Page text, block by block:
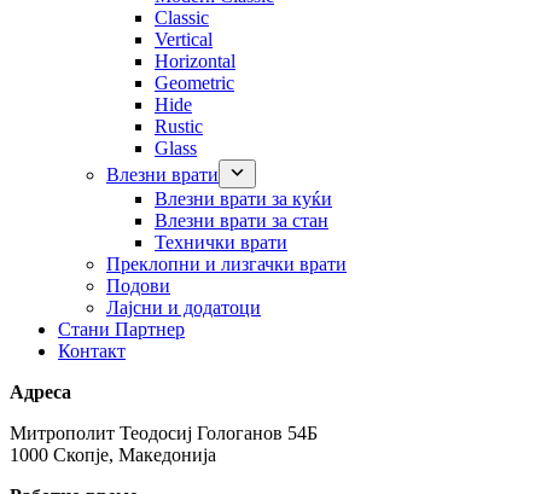
Classic
Vertical
Horizontal
Geometric
Hide
Rustic
Glass
Влезни врати
Влезни врати за куќи
Влезни врати за стан
Технички врати
Преклопни и лизгачки врати
Подови
Лајсни и додатоци
Стани Партнер
Контакт
Адреса
Митрополит Теодосиј Гологанов 54Б
1000 Скопје, Македонија